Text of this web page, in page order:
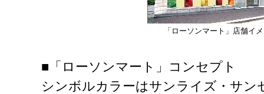
「ローソンマート」店舗イ
■「ローソンマート」コンセプト
シンボルカラーはサンライズ・サン